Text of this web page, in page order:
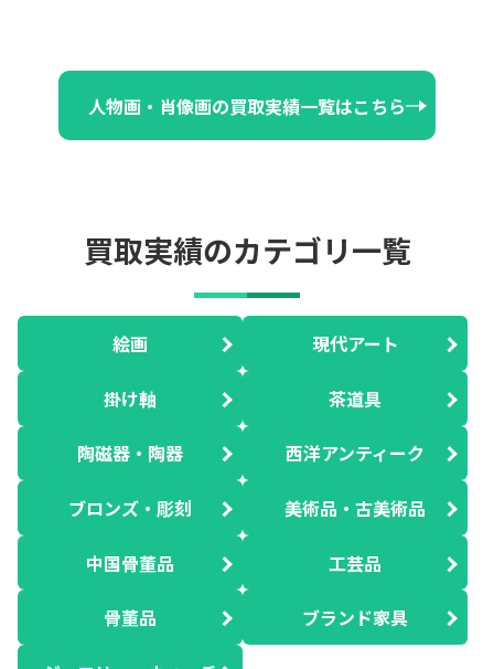
人物画・肖像画の買取実績一覧はこちら
買取実績のカテゴリ一覧
絵画 現代アート
掛け軸 茶道具
陶磁器・陶器 西洋アンティーク
ブロンズ・彫刻 美術品・古美術品
中国骨董品 工芸品
骨董品 ブランド家具